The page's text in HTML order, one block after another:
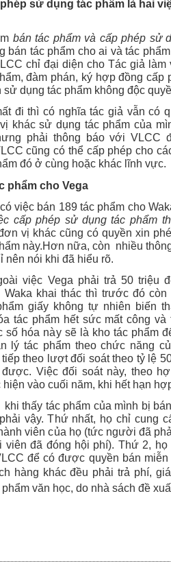
sử dụng tác phẩm là hai
bán tác phẩm và cấp phép sử
bán tác phẩm cho ai và tác
chỉ đại diện cho Tác giả làm
đàm phán, ký hợp đồng cấp
sử dụng tác phẩm không độc
đi thì có nghĩa tác giả vẫn có
khác sử dụng tác phẩm của
phải thông báo với VLCC
cũng có thể cấp phép cho
đó ở cùng hoặc khác lĩnh vực.
phẩm cho Vega
việc bán 189 tác phẩm cho
cấp phép sử dụng tác phẩm
vị khác cũng có quyền xin
này.Hơn nữa, còn nhiều
nên nói khi đã hiểu rõ.
việc Vega phải trả 50 triệu
khai thác thì trước đó còn
giấy không tự nhiên biến
tác phẩm hết sức mất công và
số hóa này sẽ là kho tác phẩm
lý tác phẩm theo chức năng
theo lượt đối soát theo tỷ lệ
Việc đối soát này, theo
vào cuối năm, khi hết hạn
thấy tác phẩm của mình bị
vậy. Thứ nhất, họ chỉ cung
viên của họ (tức người đã
viên đã đóng hội phí). Thứ 2, họ
để có được quyền bán
hàng khác đều phải trả phí,
văn học, do nhà sách đề